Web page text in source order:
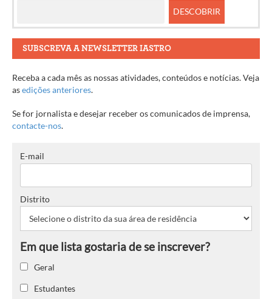
SUBSCREVA A NEWSLETTER IASTRO
Receba a cada mês as nossas atividades, conteúdos e notícias. Veja
asedições anteriores.
Se for jornalista e desejar receber os comunicados de imprensa,
contacte-nos.
E-mail
Distrito
Geral
Estudantes